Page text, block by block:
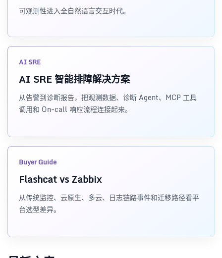
可观测性进入全自然语言交互时代。
AI SRE
AI SRE 智能排障解决方案
从告警到诊断报告，把观测数据、诊断 Agent、MCP 工具
调用和 On-call 响应流程连接起来。
Buyer Guide
Flashcat vs Zabbix
从传统监控、云原生、多云、日志链路事件和迁移路径看平
台选型差异。